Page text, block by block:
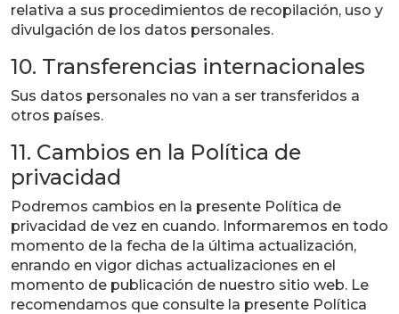
relativa a sus procedimientos de recopilación, uso y
divulgación de los datos personales.
10. Transferencias internacionales
Sus datos personales no van a ser transferidos a
otros países.
11. Cambios en la Política de
privacidad
Podremos cambios en la presente Política de
privacidad de vez en cuando. Informaremos en todo
momento de la fecha de la última actualización,
enrando en vigor dichas actualizaciones en el
momento de publicación de nuestro sitio web. Le
recomendamos que consulte la presente Política